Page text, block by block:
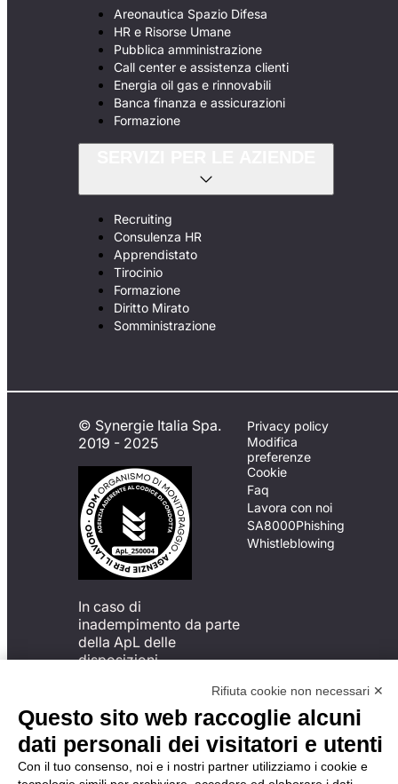
Areonautica Spazio Difesa
HR e Risorse Umane
Pubblica amministrazione
Call center e assistenza clienti
Energia oil gas e rinnovabili
Banca finanza e assicurazioni
Formazione
Recruiting
Consulenza HR
Apprendistato
Tirocinio
Formazione
Diritto Mirato
Somministrazione
© Synergie Italia Spa.
2019 - 2025
In caso di
inadempimento da parte
della ApL delle
disposizioni
possibile presentare un
reclamo
all’Organismo di
Monitoraggio utilizzando
una delle modalità
Privacy policy
Modifica
preferenze
Cookie
Faq
Lavora con noi
SA8000Phishing
Whistleblowing
Rifiuta cookie non necessari ✕
Questo sito web raccoglie alcuni
dati personali dei visitatori e utenti
Con il tuo consenso, noi e i nostri partner utilizziamo i cookie e